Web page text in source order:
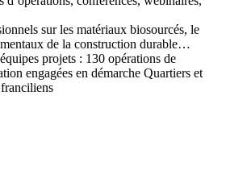
sur les matériaux biosourcés, le
de la construction durable…
projets : 130 opérations de
engagées en démarche Quartiers et